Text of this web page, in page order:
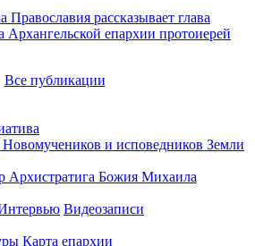
рассказывает глава
Архангельской епархии протоиерей
Все публикации
Видеозаписи
Карта епархии